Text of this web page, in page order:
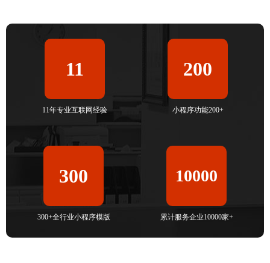
11
11年专业互联网经验
200
小程序功能200+
300
300+全行业小程序模版
10000
累计服务企业10000家+